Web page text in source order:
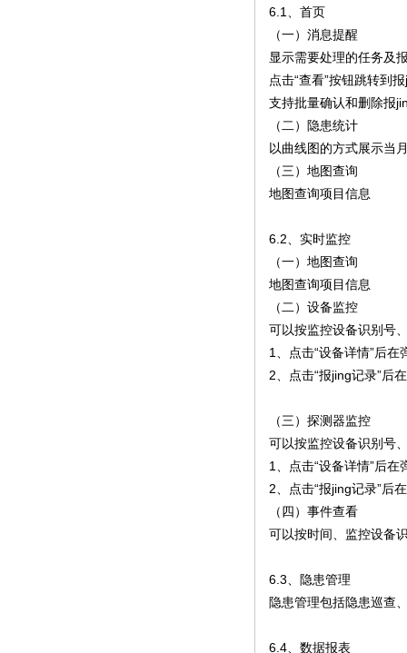
6.1、首页
（一）消息提醒
显示需要处理的任务及
点击“查看”按钮跳转到
支持批量确认和删除报
（二）隐患统计
以曲线图的方式展示当
（三）地图查询
地图查询项目信息
6.2、实时监控
（一）地图查询
地图查询项目信息
（二）设备监控
可以按监控设备识别号
1、点击“设备详情”后
2、点击“报jing记录”后
（三）探测器监控
可以按监控设备识别号
1、点击“设备详情”后
2、点击“报jing记录”后
（四）事件查看
可以按时间、监控设备
6.3、隐患管理
隐患管理包括隐患巡查
6.4、数据报表